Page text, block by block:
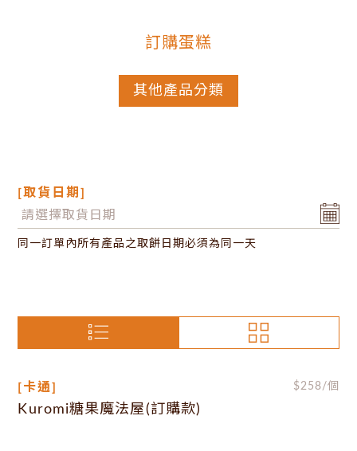
訂購蛋糕
其他產品分類
[取貨日期]
同一訂單內所有產品之取餅日期必須為同一天
[卡通] $258/個
Kuromi糖果魔法屋(訂購款)